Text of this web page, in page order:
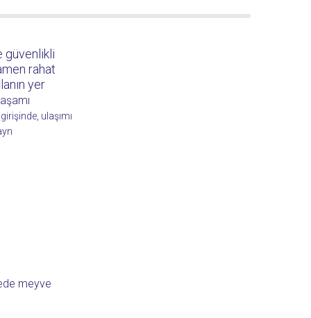
güvenlikli
rahat
yer
ulaşımı
meyve